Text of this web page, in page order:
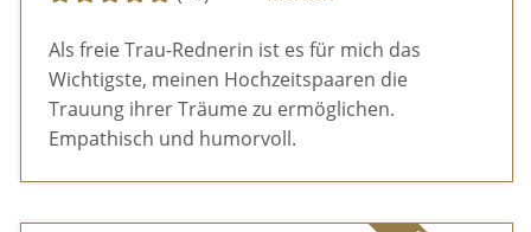
Als freie Trau-Rednerin ist es für mich das
Wichtigste, meinen Hochzeitspaaren die
Trauung ihrer Träume zu ermöglichen.
Empathisch und humorvoll.